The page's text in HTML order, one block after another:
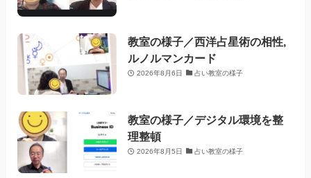
教室の様子／西洋占星術の相性,
ルノルマンカード
2026年8月6日 占い教室の様子
教室の様子／デジタル環境を整
理整頓
2026年8月5日 占い教室の様子